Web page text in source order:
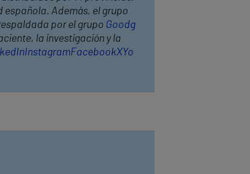
española. Además, el grupo
por el grupo Goodg
la investigación y la
InstagramFacebookXYo